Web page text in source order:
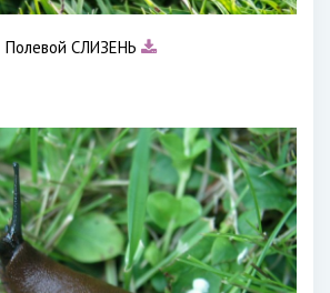
Полевой СЛИЗЕНЬ